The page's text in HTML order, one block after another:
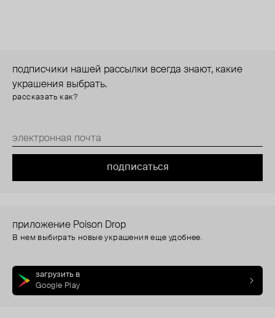
подписчики нашей рассылки всегда знают, какие
украшения выбрать.
рассказать как?
подписаться
приложение Poison Drop
В нем выбирать новые украшения еще удобнее.
загрузить в
Google Play